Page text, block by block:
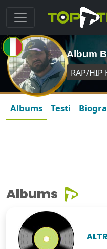
Album
RAP/HIP
Albums Testi
Albums